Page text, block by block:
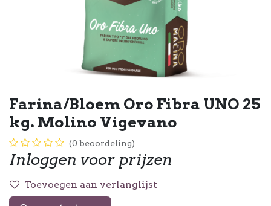
Farina/Bloem Oro Fibra UNO 25
kg. Molino Vigevano
(0 beoordeling)
Inloggen voor prijzen
Toevoegen aan verlanglijst